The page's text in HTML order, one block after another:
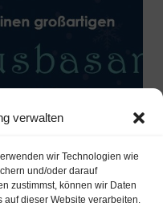
verwalten
wir Technologien wie
und/oder darauf
zustimmst, können wir Daten
dieser Website verarbeiten.
einen tollen
Schülerinnen und